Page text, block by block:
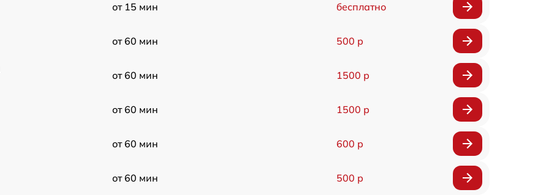
от 15 мин бесплатно
от 60 мин 500 р
от 60 мин 1500 р
от 60 мин 1500 р
от 60 мин 600 р
от 60 мин 500 р